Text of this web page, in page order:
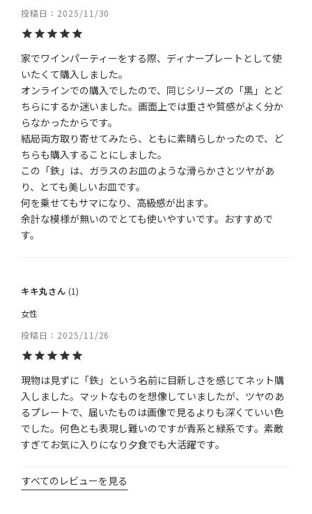
投稿日 2025/11/30
家でワインパーティーをする際、ディナープレートとして使
いたくて購入しました。
オンラインでの購入でしたので、同じシリーズの「黒」とど
ちらにするか迷いました。画面上では重さや質感がよく分か
らなかったからです。
結局両方取り寄せてみたら、ともに素晴らしかったので、ど
ちらも購入することにしました。
この「鉄」は、ガラスのお皿のような滑らかさとツヤがあ
り、とても美しいお皿です。
何を乗せてもサマになり、高級感が出ます。
余計な模様が無いのでとても使いやすいです。おすすめで
キキ丸
1
女性
投稿日
2025/11/26
現物は見ずに「鉄」という名前に目新しさを感じてネット購
入しました。マットなものを想像していましたが、ツヤのあ
るプレートで、届いたものは画像で見るよりも深くていい色
でした。何色とも表現し難いのですが青系と緑系です。素敵
すぎてお気に入りになり夕食でも大活躍です。
すべてのレビューを見る